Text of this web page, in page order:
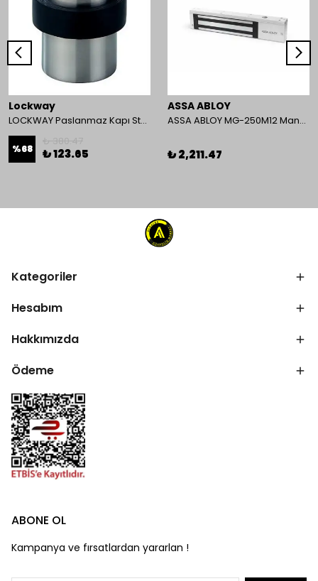
Lockway
LOCKWAY Paslanmaz Kapı Stoperi
%68 ₺ 123.65
ASSA ABLOY
ASSA ABLOY MG-250M12 Manyetik Kilit
₺ 2,211.47
Kategoriler
Hesabım
Hakkımızda
Ödeme
ABONE OL
Kampanya ve fırsatlardan yararlan !